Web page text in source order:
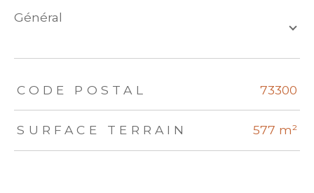
général
TRAD_ZEPHYR_Caracteristique TRAD_ZEPHYR_Valeurs
CODE POSTAL 73300
SURFACE TERRAIN 577 m²